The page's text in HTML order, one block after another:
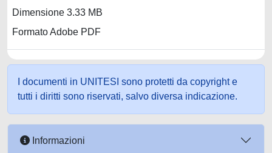
Dimensione 3.33 MB
Formato Adobe PDF
I documenti in UNITESI sono protetti da copyright e
tutti i diritti sono riservati, salvo diversa indicazione.
Informazioni